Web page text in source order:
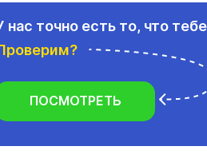
нас точно есть то, что
ПОСМОТРЕТЬ